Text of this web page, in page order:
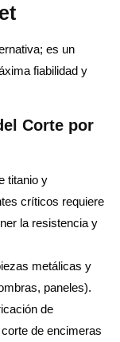
es un
fiabilidad y
Corte por
titanio y
críticos requiere
la resistencia y
metálicas y
paneles).
de
de encimeras